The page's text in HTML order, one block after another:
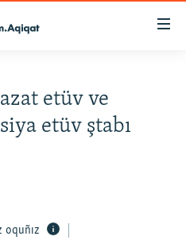
etüv ve
etüv ştabı
oquñız